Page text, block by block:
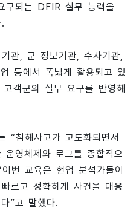
구되는 DFIR 실무 능력을
관, 군 정보기관, 수사기관,
등에서 폭넓게 활용되고 있
객군의 실무 요구를 반영해
“침해사고가 고도화되면서
영체제와 로그를 종합적으
번 교육은 현업 분석가들이
르고 정확하게 사건을 대응
”고 말했다.